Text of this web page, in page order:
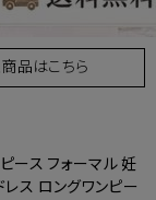
品はこちら
ース フォーマル 妊
ス ロングワンピー